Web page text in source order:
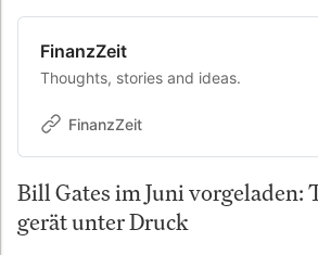
FinanzZeit
Thoughts, stories and ideas.
FinanzZeit
Bill Gates im Juni vorgeladen:
gerät unter Druck